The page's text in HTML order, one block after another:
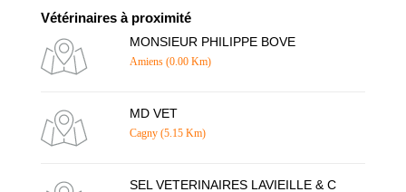
Vétérinaires à proximité
MONSIEUR PHILIPPE BOVE
Amiens (0.00 Km)
MD VET
Cagny (5.15 Km)
SEL VETERINAIRES LAVIEILLE & C